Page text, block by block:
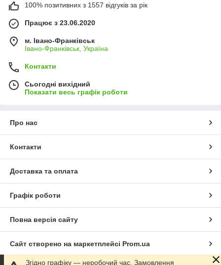
100% позитивних з 1557 відгуків за рік
Працює з 23.06.2020
м. Івано-Франківськ
Івано-Франківськ, Україна
Контакти
Сьогодні вихідний
Показати весь графік роботи
Про нас
Контакти
Доставка та оплата
Графік роботи
Повна версія сайту
Сайт створено на маркетплейсі Prom.ua
Згідно графіку — неробочий час. Замовлення